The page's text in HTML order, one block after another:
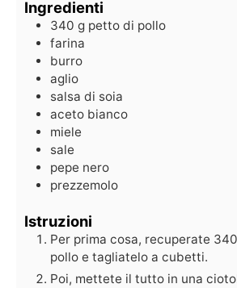
Ingredienti
340 g petto di pollo
farina
burro
aglio
salsa di soia
aceto bianco
miele
sale
pepe nero
prezzemolo
Istruzioni
Per prima cosa, recuperate
pollo e tagliatelo a cubetti.
Poi, mettete il tutto in una